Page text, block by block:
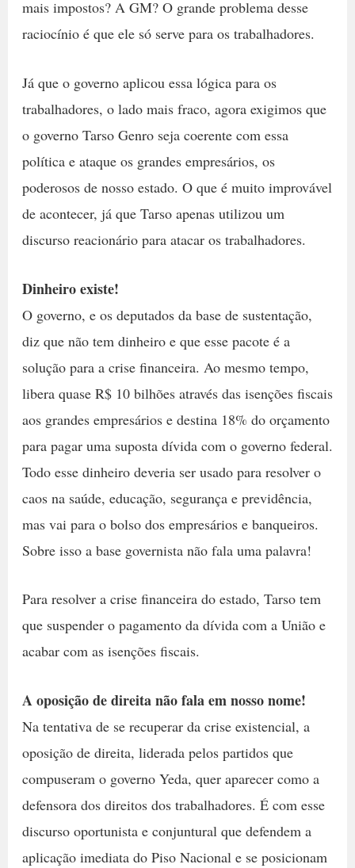
mais impostos? A GM? O grande problema desse
raciocínio é que ele só serve para os trabalhadores.
Já que o governo aplicou essa lógica para os
trabalhadores, o lado mais fraco, agora exigimos que
o governo Tarso Genro seja coerente com essa
política e ataque os grandes empresários, os
poderosos de nosso estado. O que é muito improvável
de acontecer, já que Tarso apenas utilizou um
discurso reacionário para atacar os trabalhadores.
Dinheiro existe!
O governo, e os deputados da base de sustentação,
diz que não tem dinheiro e que esse pacote é a
solução para a crise financeira. Ao mesmo tempo,
libera quase R$ 10 bilhões através das isenções fiscais
aos grandes empresários e destina 18% do orçamento
para pagar uma suposta dívida com o governo federal.
Todo esse dinheiro deveria ser usado para resolver o
caos na saúde, educação, segurança e previdência,
mas vai para o bolso dos empresários e banqueiros.
Sobre isso a base governista não fala uma palavra!
Para resolver a crise financeira do estado, Tarso tem
que suspender o pagamento da dívida com a União e
acabar com as isenções fiscais.
A oposição de direita não fala em nosso nome!
Na tentativa de se recuperar da crise existencial, a
oposição de direita, liderada pelos partidos que
compuseram o governo Yeda, quer aparecer como a
defensora dos direitos dos trabalhadores. É com esse
discurso oportunista e conjuntural que defendem a
aplicação imediata do Piso Nacional e se posicionam